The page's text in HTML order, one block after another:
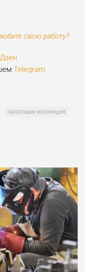
свою работу?
Telegram
налоговая инспекция